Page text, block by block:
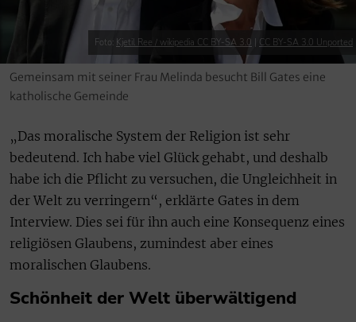
Foto: Kjetil Ree / wikipedia CC BY-SA 3.0 CC BY-SA 3.0 Unported
Gemeinsam mit seiner Frau Melinda besucht Bill Gates eine
katholische Gemeinde
„Das moralische System der Religion ist sehr
bedeutend. Ich habe viel Glück gehabt, und deshalb
habe ich die Pflicht zu versuchen, die Ungleichheit in
der Welt zu verringern“, erklärte Gates in dem
Interview. Dies sei für ihn auch eine Konsequenz eines
religiösen Glaubens, zumindest aber eines
moralischen Glaubens.
Schönheit der Welt überwältigend